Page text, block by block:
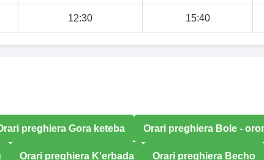
12:30 15:40
preghiera Gora keteba Orari preghiera Bole -
Orari preghiera K'erbada Orari preghiera Becho